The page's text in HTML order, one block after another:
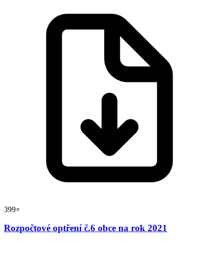
399×
Rozpočtové optření č.6 obce na rok 2021